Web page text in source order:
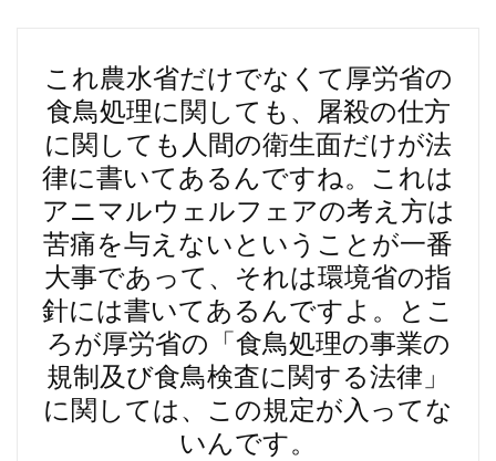
これ農水省だけでなくて厚労省の
食鳥処理に関しても、屠殺の仕方
に関しても人間の衛生面だけが法
律に書いてあるんですね。これは
アニマルウェルフェアの考え方は
苦痛を与えないということが一番
大事であって、それは環境省の指
針には書いてあるんですよ。とこ
ろが厚労省の「食鳥処理の事業の
規制及び食鳥検査に関する法律」
に関しては、この規定が入ってな
いんです。